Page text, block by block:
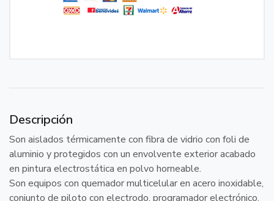
Descripción
Son aislados térmicamente con fibra de vidrio con foli de
aluminio y protegidos con un envolvente exterior acabado
en pintura electrostática en polvo horneable.
Son equipos con quemador multicelular en acero inoxidable,
conjunto de piloto con electrodo, programador electrónico,